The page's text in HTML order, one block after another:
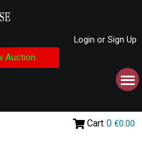
Login or Sign Up
Auction
Cart 0 €0.00